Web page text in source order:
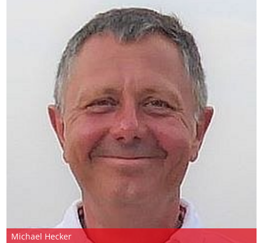
Mi­cha­el He­cker